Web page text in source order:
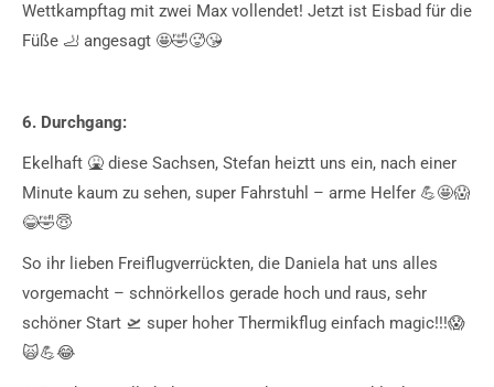
Wettkampftag mit zwei Max vollendet! Jetzt ist Eisbad für die
Füße 🦶 angesagt 🤩🤣🥵😘
6. Durchgang:
Ekelhaft 🤮 diese Sachsen, Stefan heiztt uns ein, nach einer
Minute kaum zu sehen, super Fahrstuhl – arme Helfer 💪🤩😱
😂🤣😇
So ihr lieben Freiflugverrückten, die Daniela hat uns alles
vorgemacht – schnörkellos gerade hoch und raus, sehr
schöner Start 🛫 super hoher Thermikflug einfach magic!!!😱
🙀💪😂